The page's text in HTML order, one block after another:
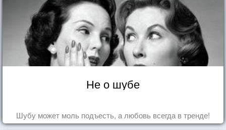
Не о шубе
Шубу может моль подъесть, а любовь всегда в тренде!